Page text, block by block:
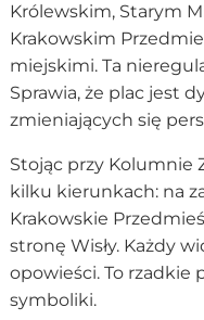
Królewskim, Starym
Krakowskim
miejskimi. Ta
Sprawia, że plac jest
zmieniających się
Stojąc przy Kolumnie
kilku kierunkach: na
Krakowskie
stronę Wisły. Każdy
opowieści. To rzadkie
symboliki.